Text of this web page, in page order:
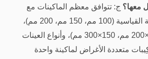
معها؟ ج: تتوافق معظم الماكينات مع
المكعبات الخرسانية القياسية (100 مم، 150 مم، 200 مم)،
والأسطوانات (100×200 مم، 150×300 مم)، وأنواع العينات
متعددة الأغراض لماكينة واحدة